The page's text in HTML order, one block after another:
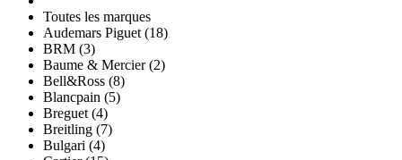
Toutes les marques
Audemars Piguet (18)
BRM (3)
Baume & Mercier (2)
Bell&Ross (8)
Blancpain (5)
Breguet (4)
Breitling (7)
Bulgari (4)